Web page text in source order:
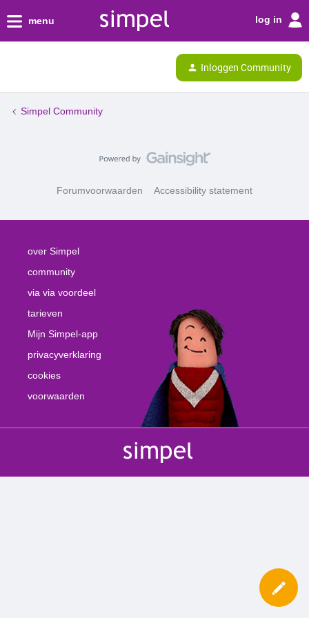
menu log in
Inloggen Community
Simpel Community
Forumvoorwaarden Accessibility statement
over Simpel
community
via via voordeel
tarieven
Mijn Simpel-app
privacyverklaring
cookies
voorwaarden